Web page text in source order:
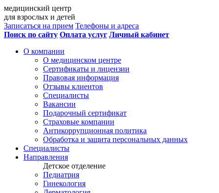
медицинский центр
для взрослых и детей
Записаться на прием Телефоны и адреса
Поиск по сайту Оплата услуг Личный кабинет
О компании
О медицинском центре
Сертификаты и лицензии
Правовая информация
Отзывы клиентов
Специалисты
Вакансии
Подарочный сертификат
Страховые компании
Антикоррупционная политика
Обработка и защита персональных данных
Специалисты
Направления
Детское отделение
Педиатрия
Гинекология